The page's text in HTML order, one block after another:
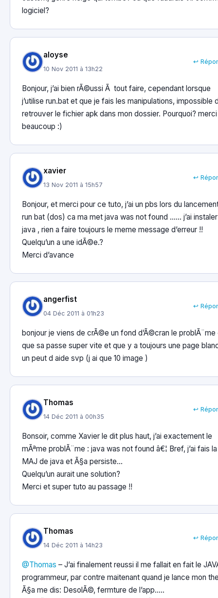
logiciel?
aloyse
10 Nov 2011 à 13h22
↩
Bonjour, j’ai bien rÃ©ussi Ã tout faire, cependant lorsque
j’utilise run.bat et que je fais les manipulations, impossible
retrouver le fichier apk dans mon dossier. Pourquoi? merci
beaucoup :)
xavier
13 Nov 2011 à 15h57
↩
Bonjour, et merci pour ce tuto, j’ai un pbs lors du
run bat (dos) ca ma met java was not found …… j’ai instaler
java , rien a faire toujours le meme message d’erreur !!
Quelqu’un a une idÃ©e.?
Merci d’avance
angerfist
04 Déc 2011 à 01h23
↩
bonjour je viens de crÃ©e un fond d’Ã©cran le problÃ¨me
que sa passe super vite et que y a toujours une page
un peut d aide svp (j ai que 10 image )
Thomas
14 Déc 2011 à 00h35
↩
Bonsoir, comme Xavier le dit plus haut, j’ai exactement le
mÃªme problÃ¨me : java was not found â€¦ Bref, j’ai fais la
MAJ de java et Ã§a persiste…
Quelqu’un aurait une solution?
Merci et super tuto au passage !!
Thomas
14 Déc 2011 à 14h23
↩
@Thomas – J’ai finalement reussi il me fallait en fait le
programmeur, par contre maitenant quand je lance mon
Ã§a me dis: DesolÃ©, fermture de l’app…..